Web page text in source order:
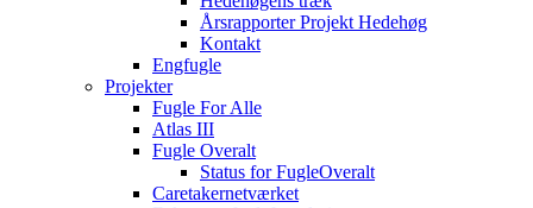
Årsrapporter Projekt Hedehøg
Kontakt
Engfugle
Projekter
Fugle For Alle
Atlas III
Fugle Overalt
Status for FugleOveralt
Caretakernetværket